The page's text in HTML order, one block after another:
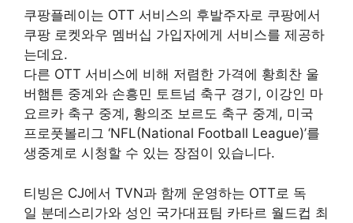
쿠팡플레이는 OTT 서비스의 후발주자로 쿠팡에서
쿠팡 로켓와우 멤버십 가입자에게 서비스를 제공하
는데요.
다른 OTT 서비스에 비해 저렴한 가격에 황희찬 울
버햄튼 중계와 손흥민 토트넘 축구 경기, 이강인 마
요르카 축구 중계, 황의조 보르도 축구 중계, 미국
프로풋볼리그 ‘NFL(National Football League)’를
생중계로 시청할 수 있는 장점이 있습니다.
티빙은 CJ에서 TVN과 함께 운영하는 OTT로 독
일 분데스리가와 성인 국가대표팀 카타르 월드컵 최